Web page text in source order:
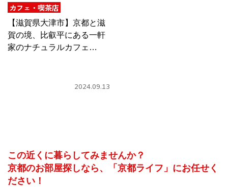
ABOUT US
Instagram
SERIES
カフェ・喫茶店
【滋賀県大津市】京都と滋
賀の境、比叡平にある一軒
家のナチュラルカフェ
2024.09.13
この近くに暮らしてみませんか？
京都のお部屋探しなら、「京都ライフ」にお任せく
ださい！